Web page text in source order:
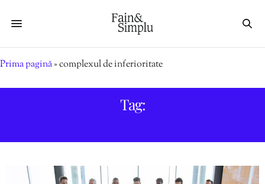
Prima pagină»complexul de inferioritate
Tag: